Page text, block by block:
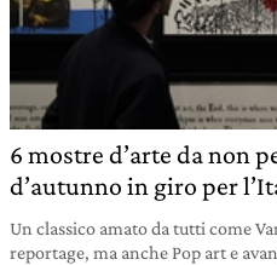
6 mostre d’arte da non
d’autunno in giro per
Un classico amato da tutti come
reportage, ma anche Pop art e